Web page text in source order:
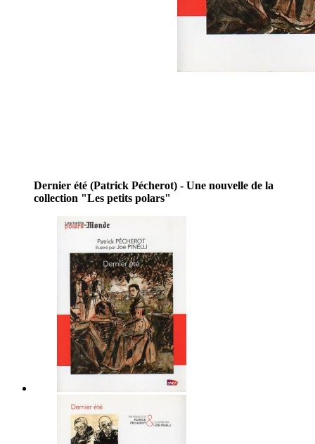
Dernier été (Patrick Pécherot) - Une nouvelle de la
collection "Les petits polars"